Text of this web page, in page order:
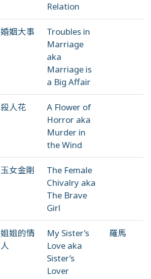
Relation
婚姻大事
Troubles in
Marriage
aka
Marriage is
a Big Affair
殺人花
A Flower of
Horror aka
Murder in
the Wind
玉女金剛
The Female
Chivalry aka
The Brave
Girl
姐姐的情
人
My Sister’s
Love aka
Sister’s
Lover
羅馬